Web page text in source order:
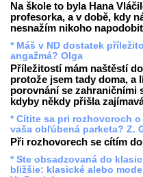
Na škole to byla Hana
profesorka, a v době, kdy
nesnažím nikoho
* Máš v ND dostatek
angažmá? Olga
Příležitostí mám naštěstí
protože jsem tady doma, a
porovnání se zahraničními
kdyby někdy přišla
* Cítite sa pri rozhovoroch
vaša obľúbená parketa? Z.
Při rozhovorech se cítím
* Ste obsadzovaná do
bližšie: klasické alebo